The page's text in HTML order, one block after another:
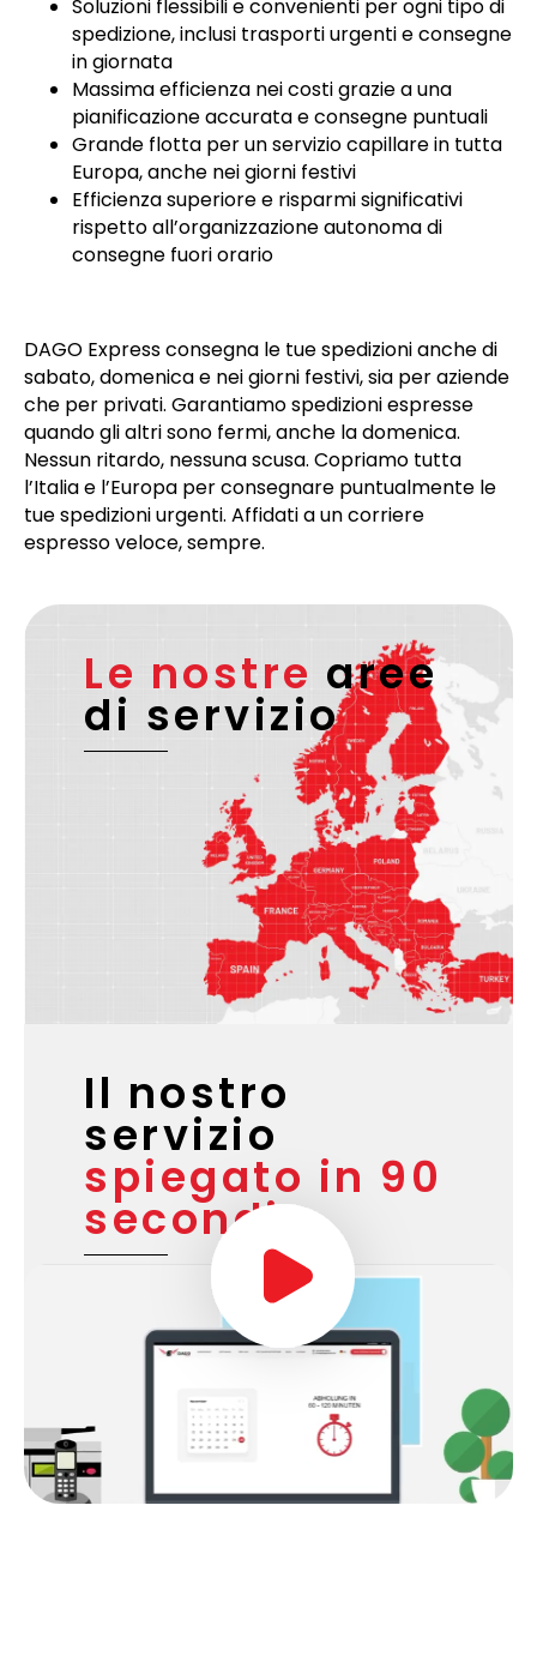
Soluzioni flessibili e convenienti per ogni tipo di
spedizione, inclusi trasporti urgenti e consegne
in giornata
Massima efficienza nei costi grazie a una
pianificazione accurata e consegne puntuali
Grande flotta per un servizio capillare in tutta
Europa, anche nei giorni festivi
Efficienza superiore e risparmi significativi
rispetto all’organizzazione autonoma di
consegne fuori orario
DAGO Express consegna le tue spedizioni anche di
sabato, domenica e nei giorni festivi, sia per aziende
che per privati. Garantiamo spedizioni espresse
quando gli altri sono fermi, anche la domenica.
Nessun ritardo, nessuna scusa. Copriamo tutta
l’Italia e l’Europa per consegnare puntualmente le
tue spedizioni urgenti. Affidati a un corriere
espresso veloce, sempre.
Le nostre aree
di servizio
Il nostro
servizio
spiegato in 90
secondi